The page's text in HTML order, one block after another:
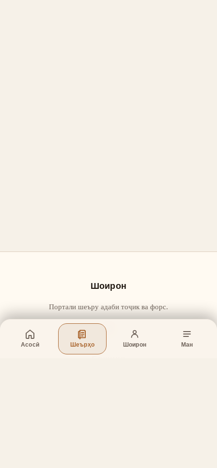
Асосӣ Шеърҳо Шоирон Ман
Шоирон
Портали шеъру адаби тоҷик ва форс.